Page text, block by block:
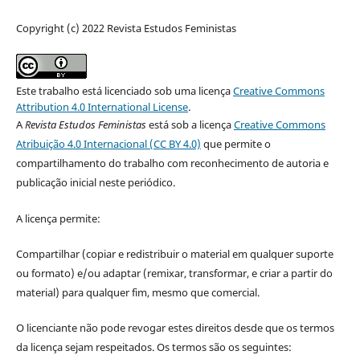
Copyright (c) 2022 Revista Estudos Feministas
Este trabalho está licenciado sob uma licençaCreative Commons
Attribution 4.0 International License.
ARevista Estudos Feministasestá sob a licençaCreative Commons
Atribuição 4.0 Internacional (CC BY 4.0) que permite o
compartilhamento do trabalho com reconhecimento de autoria e
publicação inicial neste periódico.
A licença permite:
Compartilhar (copiar e redistribuir o material em qualquer suporte
ou formato) e/ou adaptar (remixar, transformar, e criar a partir do
material) para qualquer fim, mesmo que comercial.
O licenciante não pode revogar estes direitos desde que os termos
da licença sejam respeitados. Os termos são os seguintes: